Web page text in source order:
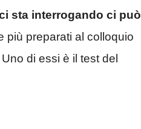
sta interrogando ci può
più preparati al colloquio
di essi è il test del